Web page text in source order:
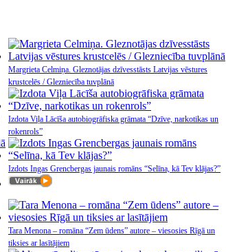
Margrieta Celmiņa. Gleznotājas dzīvesstāsts Latvijas vēstures
krustcelēs / Glezniecība tuvplānā
Izdota Viļa Lācīša autobiogrāfiska grāmata “Dzīve, narkotikas un
rokenrols”
Izdots Ingas Grencbergas jaunais romāns “Selīna, kā Tev klājas?”
Tara Menona – romāna “Zem ūdens” autore – viesosies Rīgā un
tiksies ar lasītājiem